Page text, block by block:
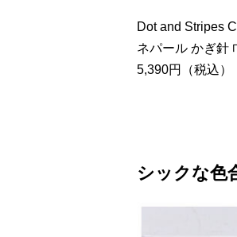
Dot and Stripes
ネパール かぎ針
5,390円（税込）
シックな色